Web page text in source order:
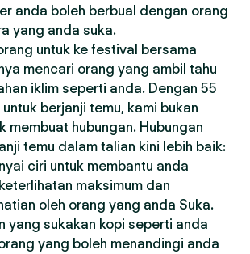
anda boleh berbual dengan orang
yang anda suka.
untuk ke festival bersama
mencari orang yang ambil tahu
iklim seperti anda. Dengan 55
berjanji temu, kami bukan
membuat hubungan. Hubungan
temu dalam talian kini lebih baik:
ciri untuk membantu anda
maksimum dan
oleh orang yang anda Suka.
yang sukakan kopi seperti anda
yang boleh menandingi anda